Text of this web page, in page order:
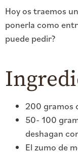
Hoy os traemos
ponerla como
puede pedir?
200 gramos
50- 100
deshagan
El zumo de